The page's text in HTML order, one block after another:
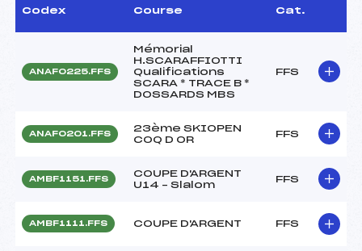
Codex Course Cat.
ANAF0225.FFS
Mémorial
H.SCARAFFIOTTI
Qualifications
SCARA * TRACE B *
DOSSARDS MBS
FFS
ANAF0201.FFS
23ème SKIOPEN
COQ D OR
FFS
AMBF1151.FFS
COUPE D'ARGENT
U14 – Slalom
FFS
AMBF1111.FFS COUPE D'ARGENT FFS